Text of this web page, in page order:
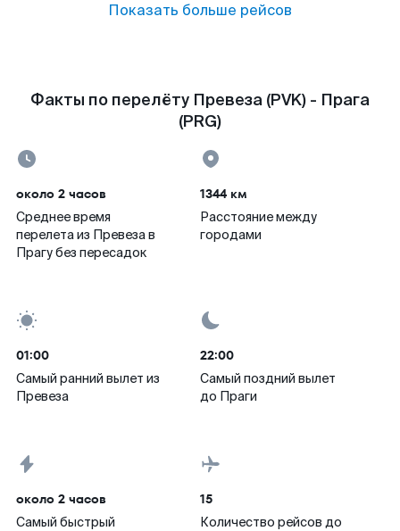
Показать больше рейсов
Факты по перелёту Превеза (PVK) - Прага
(PRG)
около 2 часов
Среднее время
перелета из Превеза в
Прагу без пересадок
1344 км
Расстояние между
городами
01:00
Самый ранний вылет из
Превеза
22:00
Самый поздний вылет
до Праги
около 2 часов
Самый быстрый
15
Количество рейсов до